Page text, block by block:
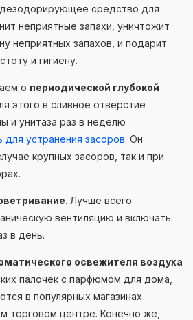
средство для
неприятные запахи, уничтожит
неприятных запахов, и подарит
и гигиену.
о периодической глубокой
этого в сливное отверстие
и унитаза раз в неделю
для устранения засоров. Он
крупных засоров, так и при
Лучше всего
вентиляцию и включать
в день.
освежителя воздуха
палочек с парфюмом для дома,
в популярных магазинах
торговом центре. Конечно же,